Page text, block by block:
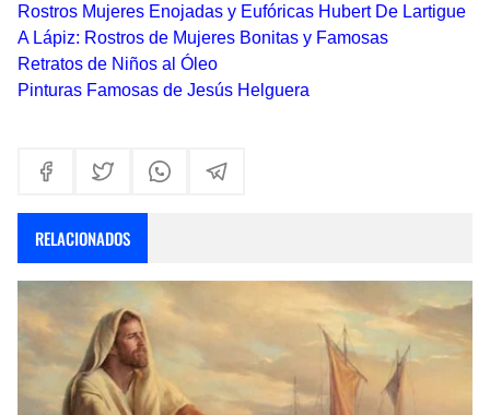
Rostros Mujeres Enojadas y Eufóricas Hubert De Lartigue
A Lápiz: Rostros de Mujeres Bonitas y Famosas
Retratos de Niños al Óleo
Pinturas Famosas de Jesús Helguera
RELACIONADOS